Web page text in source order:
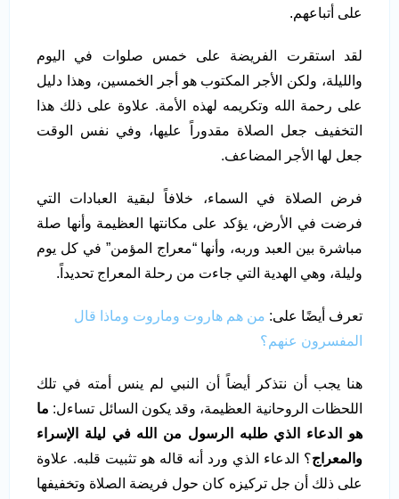
على أتباعهم.
لقد استقرت الفريضة على خمس صلوات في اليوم
والليلة، ولكن الأجر المكتوب هو أجر الخمسين، وهذا دليل
على رحمة الله وتكريمه لهذه الأمة. علاوة على ذلك هذا
التخفيف جعل الصلاة مقدوراً عليها، وفي نفس الوقت
جعل لها الأجر المضاعف.
فرض الصلاة في السماء، خلافاً لبقية العبادات التي
فرضت في الأرض، يؤكد على مكانتها العظيمة وأنها صلة
مباشرة بين العبد وربه، وأنها “معراج المؤمن” في كل يوم
وليلة، وهي الهدية التي جاءت من رحلة المعراج تحديداً.
تعرف أيضًا على: من هم هاروت وماروت وماذا قال
المفسرون عنهم؟
هنا يجب أن نتذكر أيضاً أن النبي لم ينس أمته في تلك
اللحظات الروحانية العظيمة، وقد يكون السائل تساءل: ما
هو الدعاء الذي طلبه الرسول من الله في ليلة الإسراء
والمعراج؟ الدعاء الذي ورد أنه قاله هو تثبيت قلبه. علاوة
على ذلك أن جل تركيزه كان حول فريضة الصلاة وتخفيفها